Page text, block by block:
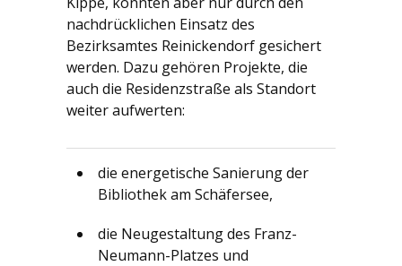
nachdrücklichen Einsatz des
Bezirksamtes Reinickendorf gesichert
werden. Dazu gehören Projekte, die
auch die Residenzstraße als Standort
weiter aufwerten:
die energetische Sanierung der
Bibliothek am Schäfersee,
die Neugestaltung des Franz-
Neumann-Platzes und